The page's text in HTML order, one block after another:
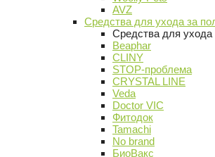
AVZ
Средства для ухода за
Средства для ухода
Beaphar
CLINY
STOP-проблема
CRYSTAL LINE
Veda
Doctor VIC
Фитодок
Tamachi
No brand
БиоВакс